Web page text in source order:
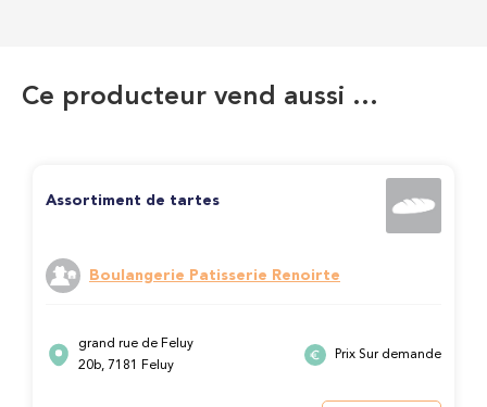
Ce producteur vend aussi …
Assortiment de tartes
Boulangerie Patisserie Renoirte
grand rue de Feluy
20b, 7181 Feluy
Prix Sur demande